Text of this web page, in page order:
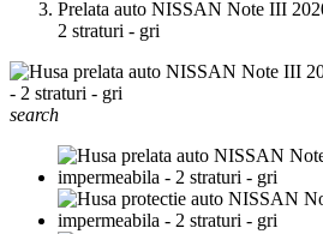
Prelata auto NISSAN Note III
2 straturi - gri
search